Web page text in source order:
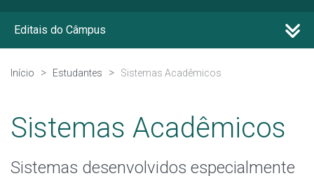
Editais do Câmpus
Calendário Acadêmico
Horário de Aula
Início Estudantes Sistemas Acadêmicos
Sistemas Acadêmicos
Sistemas desenvolvidos especialmente